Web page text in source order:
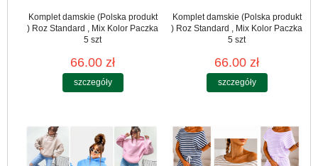
Komplet damskie (Polska produkt
) Roz Standard , Mix Kolor Paczka
5 szt
66.00 zł
szczegóły
Komplet damskie (Polska produkt
) Roz Standard , Mix Kolor Paczka
5 szt
66.00 zł
szczegóły